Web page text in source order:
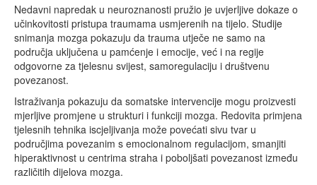
Nedavni napredak u neuroznanosti pružio je uvjerljive dokaze o
učinkovitosti pristupa traumama usmjerenih na tijelo. Studije
snimanja mozga pokazuju da trauma utječe ne samo na
područja uključena u pamćenje i emocije, već i na regije
odgovorne za tjelesnu svijest, samoregulaciju i društvenu
povezanost.
Istraživanja pokazuju da somatske intervencije mogu proizvesti
mjerljive promjene u strukturi i funkciji mozga. Redovita primjena
tjelesnih tehnika iscjeljivanja može povećati sivu tvar u
područjima povezanim s emocionalnom regulacijom, smanjiti
hiperaktivnost u centrima straha i poboljšati povezanost između
različitih dijelova mozga.